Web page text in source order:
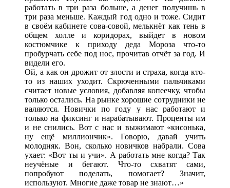
работать в три раза больше, а денег получишь в
три раза меньше. Каждый год одно и тоже. Сидит
в своём кабинете сова-совой, мелькнёт как тень в
общем холле и коридорах, выйдет в новом
костюмчике к приходу деда Мороза что-то
пробурчать себе под нос, прочитав отчёт за год. И
видели его.
Ой, а как он дрожит от злости и страха, когда кто-
то из наших уходит. Скрюченными пальчиками
считает новые условия, добавляя копеечку, чтобы
только остались. На рынке хорошие сотрудники не
валяются. Новички по году у нас работают и
только на фиксинг и нарабатывают. Проценты им
и не снились. Вот с нас и выжимают «кисонька,
ну ещё миллиончик». Говорю, давай учить
молодняк. Вон, сколько новичков набрали. Сова
ухает: «Вот ты и учи». А работать мне когда? Так
неучёные и бегают. Что-то схватят сами,
попробуют поделать, помогает? Значит,
используют. Многие даже товар не знают…»